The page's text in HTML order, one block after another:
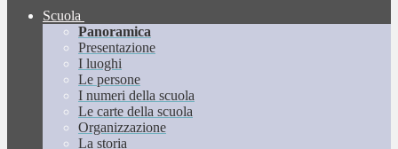
Scuola
Panoramica
Presentazione
I luoghi
Le persone
I numeri della scuola
Le carte della scuola
Organizzazione
La storia